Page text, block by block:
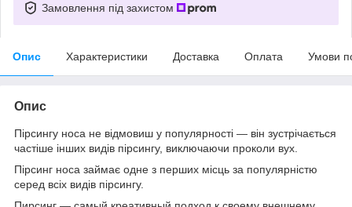
Замовлення під захистом
Опис Характеристики Доставка Оплата Умови
Опис
Пірсингу носа не відмовиш у популярності — він зустрічається
частіше інших видів пірсингу, виключаючи проколи вух.
Пірсинг носа займає одне з перших місць за популярністю
серед всіх видів пірсингу.